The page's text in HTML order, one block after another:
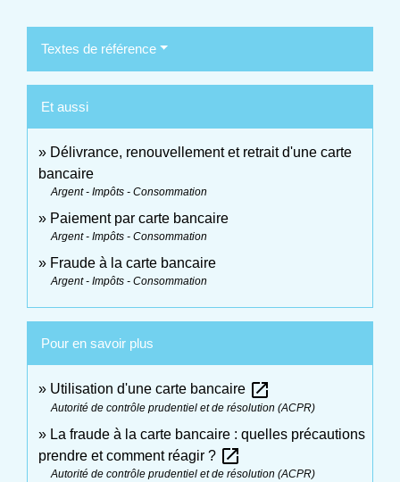
Textes de référence
Et aussi
Délivrance, renouvellement et retrait d'une carte
bancaire
Argent - Impôts - Consommation
Paiement par carte bancaire
Argent - Impôts - Consommation
Fraude à la carte bancaire
Argent - Impôts - Consommation
Pour en savoir plus
Utilisation d'une carte bancaire open_in_new
Autorité de contrôle prudentiel et de résolution (ACPR)
La fraude à la carte bancaire : quelles précautions
prendre et comment réagir ? open_in_new
Autorité de contrôle prudentiel et de résolution (ACPR)